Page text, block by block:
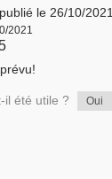
publié le 26/10/2021
2021
il été utile ? Oui